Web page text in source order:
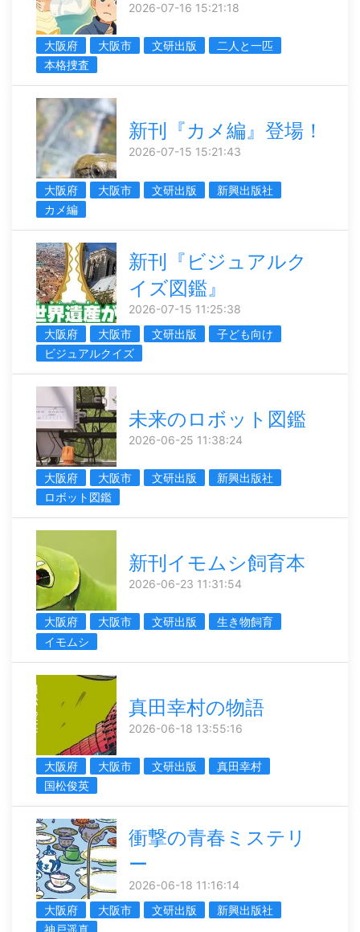
2026-07-16 15:21:18
大阪府 大阪市 文研出版
二人と一匹
本格捜査
新刊『カメ編』登場！
2026-07-15 15:21:43
大阪府 大阪市 文研出版
新興出版社
カメ編
新刊『ビジュアルク
イズ図鑑』
2026-07-15 11:25:38
大阪府
大阪市 文研出版
子ども向け
ビジュアルクイズ
未来のロボット図鑑
2026-06-25 11:38:24
大阪府 大阪市 文研出版
新興出版社
ロボット図鑑
新刊イモムシ飼育本
2026-06-23 11:31:54
大阪府 大阪市 文研出版
生き物飼育
イモムシ
真田幸村の物語
2026-06-18 13:55:16
大阪府 大阪市 文研出版
真田幸村
国松俊英
衝撃の青春ミステリ
ー
2026-06-18 11:16:14
大阪府
大阪市 文研出版
新興出版社